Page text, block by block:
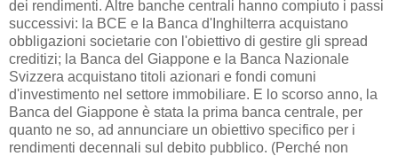
dei rendimenti. Altre banche centrali hanno compiuto i passi
successivi: la BCE e la Banca d'Inghilterra acquistano
obbligazioni societarie con l'obiettivo di gestire gli spread
creditizi; la Banca del Giappone e la Banca Nazionale
Svizzera acquistano titoli azionari e fondi comuni
d'investimento nel settore immobiliare. E lo scorso anno, la
Banca del Giappone è stata la prima banca centrale, per
quanto ne so, ad annunciare un obiettivo specifico per i
rendimenti decennali sul debito pubblico. (Perché non